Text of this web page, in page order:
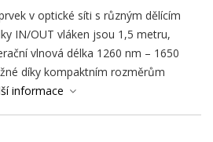
v optické síti s různým dělícím
IN/OUT vláken jsou 1,5 metru,
vlnová délka 1260 nm – 1650
díky kompaktním rozměrům
informace